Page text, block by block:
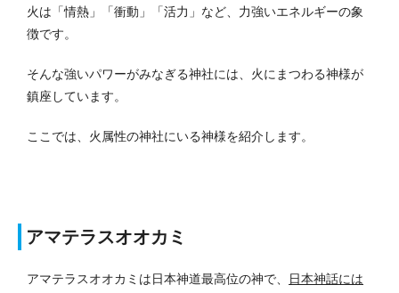
火は「情熱」「衝動」「活力」など、力強いエネルギーの象
徴です。
そんな強いパワーがみなぎる神社には、火にまつわる神様が
鎮座しています。
ここでは、火属性の神社にいる神様を紹介します。
アマテラスオオカミ
アマテラスオオカミは日本神道最高位の神で、
日本神話には